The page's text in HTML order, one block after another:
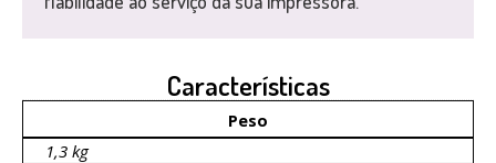
Características
Peso
1,3 kg